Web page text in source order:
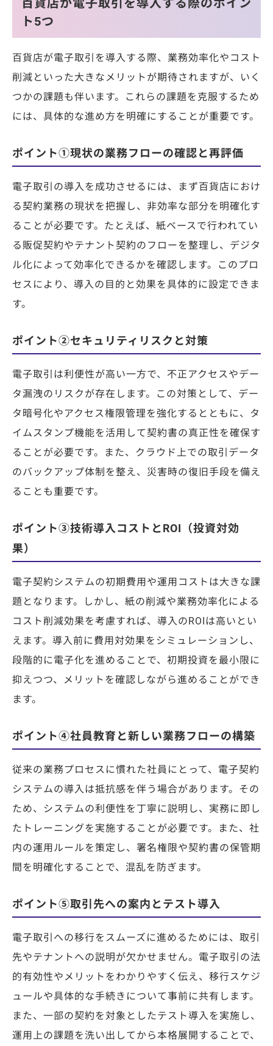
百貨店が電子取引を導入する際のポイン
ト5つ
百貨店が電子取引を導入する際、業務効率化やコスト
削減といった大きなメリットが期待されますが、いく
つかの課題も伴います。これらの課題を克服するため
には、具体的な進め方を明確にすることが重要です。
ポイント①現状の業務フローの確認と再評価
電子取引の導入を成功させるには、まず百貨店におけ
る契約業務の現状を把握し、非効率な部分を明確化す
ることが必要です。たとえば、紙ベースで行われてい
る販促契約やテナント契約のフローを整理し、デジタ
ル化によって効率化できるかを確認します。このプロ
セスにより、導入の目的と効果を具体的に設定できま
す。
ポイント②セキュリティリスクと対策
電子取引は利便性が高い一方で、 不正アクセスやデー
タ漏洩のリスクが存在します。この対策として、デー
タ暗号化やアクセス権限管理を強化するとともに、タ
イムスタンプ機能を活用して契約書の真正性を確保す
ることが必要です。また、クラウド上での取引データ
のバックアップ体制を整え、災害時の復旧手段を備え
ることも重要です。
ポイント③技術導入コストとROI（投資対効
果）
電子契約システムの初期費用や運用コストは大きな課
題となります。しかし、紙の削減や業務効率化による
コスト削減効果を考慮すれば、導入のROIは高いとい
えます。導入前に費用対効果をシミュレーションし、
段階的に電子化を進めることで、初期投資を最小限に
抑えつつ、メリットを確認しながら進めることができ
ます。
ポイント④社員教育と新しい業務フローの構築
従来の業務プロセスに慣れた社員にとって、電子契約
システムの導入は抵抗感を伴う場合があります。その
ため、システムの利便性を丁寧に説明し、実務に即し
たトレーニングを実施することが必要です。また、社
内の運用ルールを策定し、署名権限や契約書の保管期
間を明確化することで、混乱を防ぎます。
ポイント⑤取引先への案内とテスト導入
電子取引への移行をスムーズに進めるためには、取引
先やテナントへの説明が欠かせません。電子取引の法
的有効性やメリットをわかりやすく伝え、移行スケジ
ュールや具体的な手続きについて事前に共有します。
また、一部の契約を対象としたテスト導入を実施し、
運用上の課題を洗い出してから本格展開することで、